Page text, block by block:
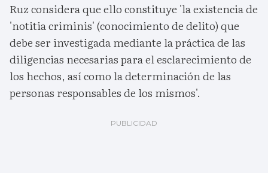
Ruz considera que ello constituye 'la existencia de
'notitia criminis' (conocimiento de delito) que
debe ser investigada mediante la práctica de las
diligencias necesarias para el esclarecimiento de
los hechos, así como la determinación de las
personas responsables de los mismos'.